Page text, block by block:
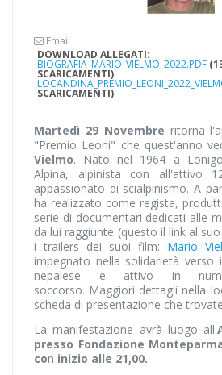
Email
DOWNLOAD ALLEGATI:
BIOGRAFIA_MARIO_VIELMO_2022.PDF
SCARICAMENTI)
SCARICAMENTI)
Martedì 29 Novembre ritorna
"Premio Leoni" che quest'anno
Vielmo. Nato nel 1964 a
Alpina, alpinista con all'attivo
appassionato di scialpinismo. A
ha realizzato come regista,
serie di documentari dedicati alle
da lui raggiunte (questo il link al
i trailers dei suoi film: Mario
impegnato nella solidarietà
nepalese e attivo in
soccorso. Maggiori dettagli nella
scheda di presentazione che
La manifestazione avrà luogo all'
presso Fondazione
con inizio alle 21,00.